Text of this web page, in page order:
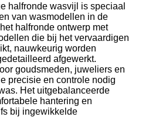
halfronde wasvijl is speciaal
van wasmodellen in de
halfronde ontwerp met
die bij het vervaardigen
nauwkeurig worden
afgewerkt.
goudsmeden, juweliers en
precisie en controle nodig
Het uitgebalanceerde
hantering en
bij ingewikkelde